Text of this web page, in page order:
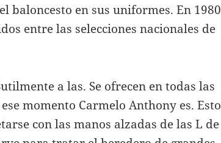
baloncesto en sus uniformes. En 1980
entre las selecciones nacionales de
a las. Se ofrecen en todas las
momento Carmelo Anthony es. Esto
con las manos alzadas de las L de